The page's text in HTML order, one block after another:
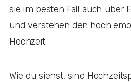
sie im besten Fall auch über
und verstehen den hoch
Hochzeit.
Wie du siehst, sind